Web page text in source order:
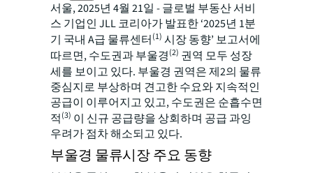
서울, 2025년 4월 21일 - 글로벌 부동산 서비
스 기업인 JLL 코리아가 발표한 ‘2025년 1분
기 국내 A급 물류센터(1) 시장 동향’ 보고서에
따르면, 수도권과 부울경(2) 권역 모두 성장
세를 보이고 있다. 부울경 권역은 제2의 물류
중심지로 부상하며 견고한 수요와 지속적인
공급이 이루어지고 있고, 수도권은 순흡수면
적(3) 이 신규 공급량을 상회하며 공급 과잉
우려가 점차 해소되고 있다.
부울경 물류시장 주요 동향